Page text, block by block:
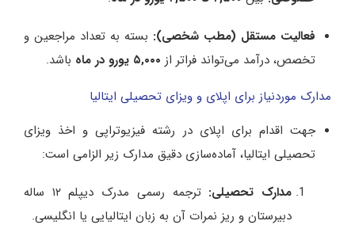
فعالیت مستقل (مطب شخصی): بسته به تعداد مراجعین و
تخصص، درآمد می‌تواند فراتر از ۵,۰۰۰ یورو در ماه
باشد.
مدارک موردنیاز برای اپلای و ویزای تحصیلی ایتالیا
جهت اقدام برای اپلای در رشته فیزیوتراپی و اخذ ویزای
تحصیلی ایتالیا، آماده‌سازی دقیق مدارک زیر الزامی است:
مدارک تحصیلی:
ترجمه رسمی مدرک دیپلم ۱۲ ساله
دبیرستان و ریز نمرات آن به زبان ایتالیایی یا انگلیسی.